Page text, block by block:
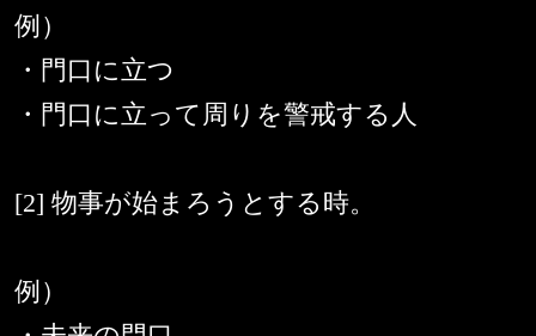
例）
・門口に立つ
・門口に立って周りを警戒する人
[2] 物事が始まろうとする時。
例）